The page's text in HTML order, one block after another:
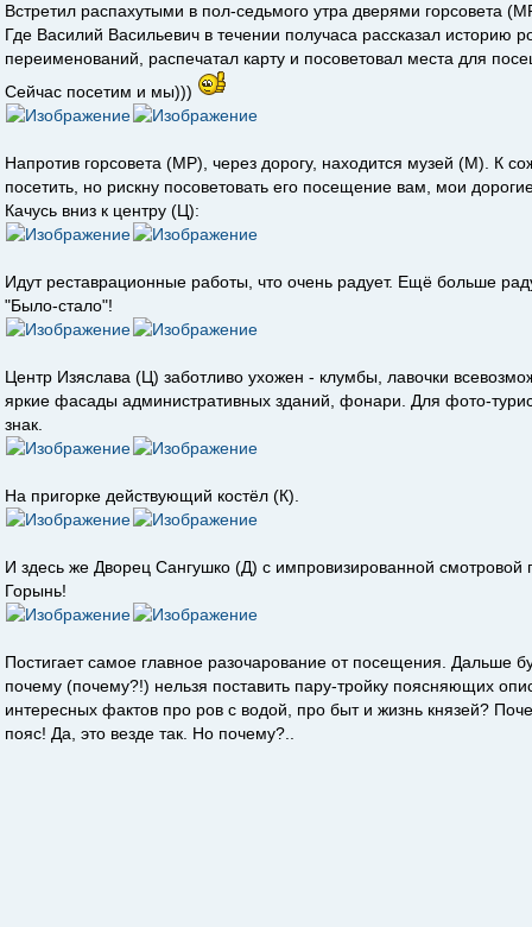
Встретил распахутыми в пол-седьмого утра дверями горсовета
Где Василий Васильевич в течении получаса рассказал историю
переименований, распечатал карту и посоветовал места для
Сейчас посетим и мы)))
Напротив горсовета (МР), через дорогу, находится музей (М). К
посетить, но рискну посоветовать его посещение вам, мои
Качусь вниз к центру (Ц):
Идут реставрационные работы, что очень радует. Ещё больше
"Было-стало"!
Центр Изяслава (Ц) заботливо ухожен - клумбы, лавочки
яркие фасады административных зданий, фонари. Для фото-
знак.
На пригорке действующий костёл (К).
И здесь же Дворец Сангушко (Д) с импровизированной
Горынь!
Постигает самое главное разочарование от посещения. Дальше
почему (почему?!) нельзя поставить пару-тройку поясняющих
интересных фактов про ров с водой, про быт и жизнь князей?
пояс! Да, это везде так. Но почему?..